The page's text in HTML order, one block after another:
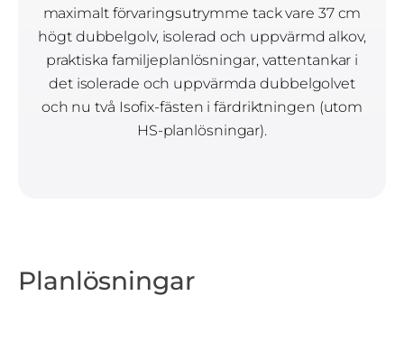
maximalt förvaringsutrymme tack vare 37 cm
högt dubbelgolv, isolerad och uppvärmd alkov,
praktiska familjeplanlösningar, vattentankar i
det isolerade och uppvärmda dubbelgolvet
och nu två Isofix-fästen i färdriktningen (utom
HS-planlösningar).
Planlösningar